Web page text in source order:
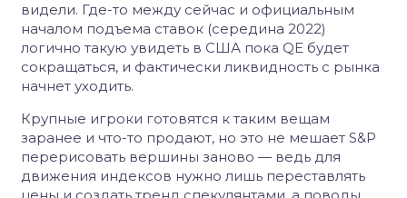
видели. Где-то между сейчас и официальным
началом подъема ставок (середина 2022)
логично такую увидеть в США пока QE будет
сокращаться, и фактически ликвидность с рынка
начнет уходить.
Крупные игроки готовятся к таким вещам
заранее и что-то продают, но это не мешает S&P
перерисовать вершины заново — ведь для
движения индексов нужно лишь переставлять